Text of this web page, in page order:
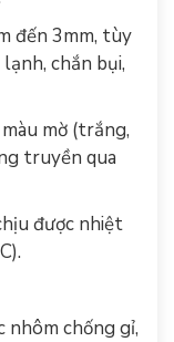
đến 3mm, tùy
chắn bụi,
mờ (trắng,
truyền qua
được nhiệt
chống gỉ,